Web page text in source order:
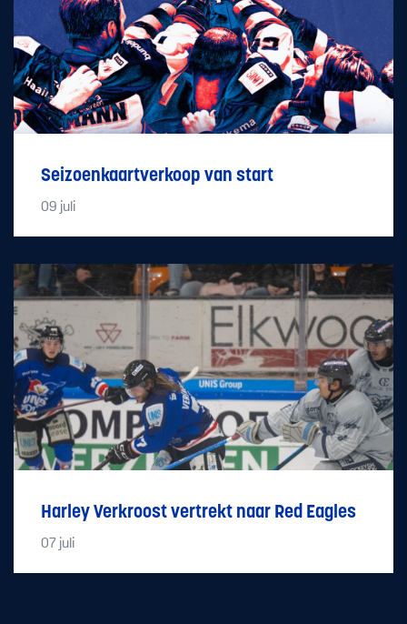
Seizoenkaartverkoop van start
09 juli
Harley Verkroost vertrekt naar Red Eagles
07 juli